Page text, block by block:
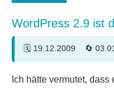
WordPress 2.9 ist
19.12.2009
Kommentare
Ich hätte vermutet,